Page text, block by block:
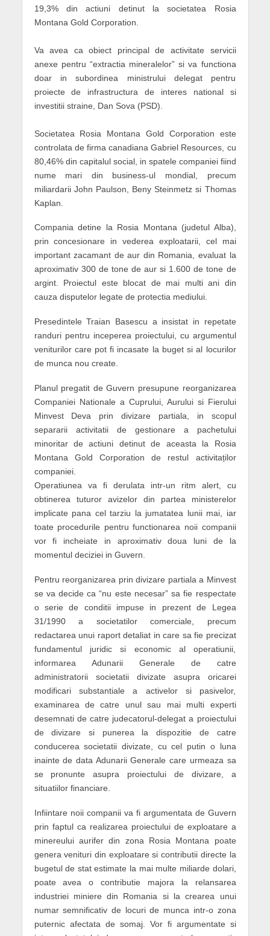
19,3% din actiuni detinut la societatea Rosia
Montana Gold Corporation.
Va avea ca obiect principal de activitate servicii
anexe pentru “extractia mineralelor” si va functiona
doar in subordinea ministrului delegat pentru
proiecte de infrastructura de interes national si
investitii straine, Dan Sova (PSD).
Societatea Rosia Montana Gold Corporation este
controlata de firma canadiana Gabriel Resources, cu
80,46% din capitalul social, in spatele companiei fiind
nume mari din business-ul mondial, precum
miliardarii John Paulson, Beny Steinmetz si Thomas
Kaplan.
Compania detine la Rosia Montana (judetul Alba),
prin concesionare in vederea exploatarii, cel mai
important zacamant de aur din Romania, evaluat la
aproximativ 300 de tone de aur si 1.600 de tone de
argint. Proiectul este blocat de mai multi ani din
cauza disputelor legate de protectia mediului.
Presedintele Traian Basescu a insistat in repetate
randuri pentru inceperea proiectului, cu argumentul
veniturilor care pot fi incasate la buget si al locurilor
de munca nou create.
Planul pregatit de Guvern presupune reorganizarea
Companiei Nationale a Cuprului, Aurului si Fierului
Minvest Deva prin divizare partiala, in scopul
separarii activitatii de gestionare a pachetului
minoritar de actiuni detinut de aceasta la Rosia
Montana Gold Corporation de restul activitaților
companiei.
Operatiunea va fi derulata intr-un ritm alert, cu
obtinerea tuturor avizelor din partea ministerelor
implicate pana cel tarziu la jumatatea lunii mai, iar
toate procedurile pentru functionarea noii companii
vor fi incheiate in aproximativ doua luni de la
momentul deciziei in Guvern.
Pentru reorganizarea prin divizare partiala a Minvest
se va decide ca “nu este necesar” sa fie respectate
o serie de conditii impuse in prezent de Legea
31/1990 a societatilor comerciale, precum
redactarea unui raport detaliat in care sa fie precizat
fundamentul juridic si economic al operatiunii,
informarea Adunarii Generale de catre
administratorii societatii divizate asupra oricarei
modificari substantiale a activelor si pasivelor,
examinarea de catre unul sau mai multi experti
desemnati de catre judecatorul-delegat a proiectului
de divizare si punerea la dispozitie de catre
conducerea societatii divizate, cu cel putin o luna
inainte de data Adunarii Generale care urmeaza sa
se pronunte asupra proiectului de divizare, a
situatiilor financiare.
Infiintare noii companii va fi argumentata de Guvern
prin faptul ca realizarea proiectului de exploatare a
minereului aurifer din zona Rosia Montana poate
genera venituri din exploatare si contributii directe la
bugetul de stat estimate la mai multe miliarde dolari,
poate avea o contributie majora la relansarea
industriei miniere din Romania si la crearea unui
numar semnificativ de locuri de munca intr-o zona
puternic afectata de somaj. Vor fi argumentate si